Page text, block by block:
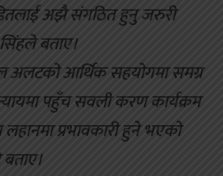
अझै संगठित हुनु जरुरी
बताए।
अलटको आर्थिक सहयोगमा समग्र
पहुँच सवली करण कार्यक्रम
प्रभावकारी हुने भएको